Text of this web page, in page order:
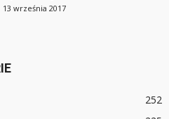
13 września 2017
252